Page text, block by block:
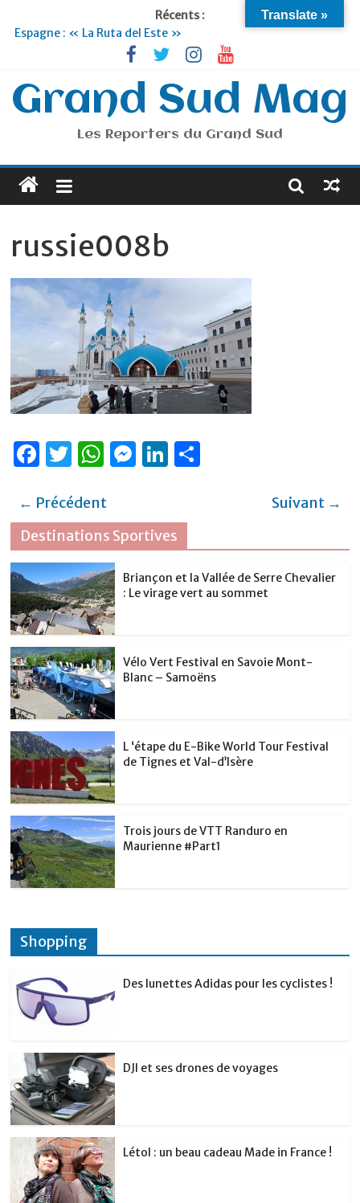
Récents :
Espagne : « La Ruta del Este »
Lyon : « Cirque Imagine »… Retour le 19 Septembre !
Briançon et la Vallée de Serre Chevalier : Le virage vert au
sommet
Je suis en Voyage
Portugal : « Tout l’Alentejo à pied »
Grand Sud Mag
Les Reporters du Grand Sud
russie008b
F
c
e
b
o
o
k
T
it
te
r
W
at
s
A
p
p
M
e
n
g
Li
e
dI
n
er
← Précédent
Suivant →
Destinations Sportives
Briançon et la Vallée de Serre Chevalier
: Le virage vert au sommet
Vélo Vert Festival en Savoie Mont-
Blanc – Samoëns
L ‘étape du E-Bike World Tour Festival
de Tignes et Val-d’Isère
Trois jours de VTT Randuro en
Maurienne #Part1
Shopping
Des lunettes Adidas pour les cyclistes !
DJI et ses drones de voyages
Létol : un beau cadeau Made in France !
Translate »